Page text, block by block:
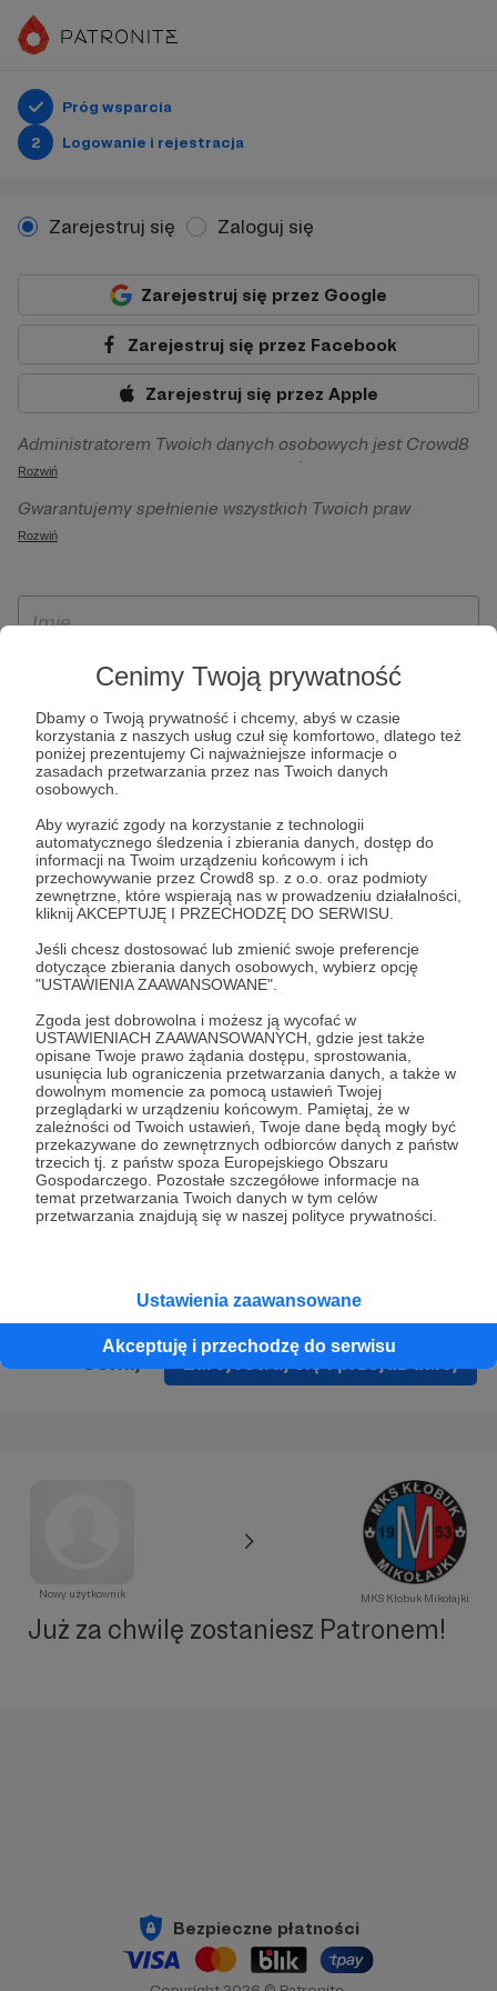
Cenimy Twoją prywatność
Dbamy o Twoją prywatność i chcemy, abyś w czasie
korzystania z naszych usług czuł się komfortowo, dlatego też
poniżej prezentujemy Ci najważniejsze informacje o
zasadach przetwarzania przez nas Twoich danych
osobowych.
Aby wyrazić zgody na korzystanie z technologii
automatycznego śledzenia i zbierania danych, dostęp do
informacji na Twoim urządzeniu końcowym i ich
przechowywanie przez Crowd8 sp. z o.o. oraz podmioty
zewnętrzne, które wspierają nas w prowadzeniu działalności,
kliknij AKCEPTUJĘ I PRZECHODZĘ DO SERWISU.
Jeśli chcesz dostosować lub zmienić swoje preferencje
dotyczące zbierania danych osobowych, wybierz opcję
"USTAWIENIA ZAAWANSOWANE".
Zgoda jest dobrowolna i możesz ją wycofać w
USTAWIENIACH ZAAWANSOWANYCH, gdzie jest także
opisane Twoje prawo żądania dostępu, sprostowania,
usunięcia lub ograniczenia przetwarzania danych, a także w
dowolnym momencie za pomocą ustawień Twojej
przeglądarki w urządzeniu końcowym. Pamiętaj, że w
zależności od Twoich ustawień, Twoje dane będą mogły być
przekazywane do zewnętrznych odbiorców danych z państw
trzecich tj. z państw spoza Europejskiego Obszaru
Gospodarczego. Pozostałe szczegółowe informacje na
temat przetwarzania Twoich danych w tym celów
przetwarzania znajdują się w naszej polityce prywatności.
Ustawienia zaawansowane
Akceptuję i przechodzę do serwisu
Próg wsparcia
2
Logowanie i rejestracja
Zarejestruj się Zaloguj się
Zarejestruj się przez Google
Zarejestruj się przez Facebook
Zarejestruj się przez Apple
Administratorem Twoich danych osobowych jest Crowd8
sp. z o.o. z siedziba w Warszawie, ul. Żwirki i Wigury 16, 02-
092 Warszawa. Twoje dane osobowe będą przetwarzane w
szczególności w celu wykonania umowy zawartej z Tobą, w
Patronite.pl, w tym możliwości dokonywania oraz
otrzymywania wsparcia na naszej platformie oraz
Rozwiń
Gwarantujemy spełnienie wszystkich Twoich praw
wynikających z ogólnego rozporządzenia o ochronie
ich przenoszenia, niepodlegania zautomatyzowanemu
wyrażenia sprzeciwu wobec przetwarzania Twoich danych
osobowych. Rejestracja dla osób niepełnoletnich możliwa
jest po przekazaniu podpisanego formularza "Zgodna na
założenie konta przez osobę niepełnoletnią", formularz
dostępny jest na stronie regulaminu Patronite.pl.
Rozwiń
* Zapoznałem się i akceptujęRegulaminserwisu oraz
* Wyrażam zgodę na przetwarzanie moich danych
osobowych podanych w formularzu rejestracyjnym w celu
prawidłowego świadczenia usług serwisu Patronite.
Wyrażam zgodę na otrzymywanie drogą elektroniczną
informacji handlowych - newslettera. Opcja ta może zostać
zmieniona w ustawieniach konta.
Zarejestruj się i przejdź dalej
Nowy użytkownik MKS Kłobuk Mikołajki
Już za chwilę zostaniesz Patronem!
Bezpieczne płatności